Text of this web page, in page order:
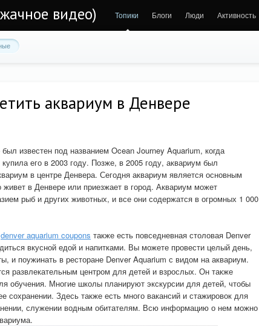
видео) Топики Блоги Люди Активность
аквариум в Денвере
известен под названием Ocean Journey Aquarium, когда
его в 2003 году. Позже, в 2005 году, аквариум был
в центре Денвера. Сегодня аквариум является основным
в Денвере или приезжает в город. Аквариум может
рыб и других животных, и все они содержатся в огромных 1 000
denver aquarium coupons также есть повседневная столовая Denver
вкусной едой и напитками. Вы можете провести целый день,
и поужинать в ресторане Denver Aquarium с видом на аквариум.
развлекательным центром для детей и взрослых. Он также
обучения. Многие школы планируют экскурсии для детей, чтобы
сохранении. Здесь также есть много вакансий и стажировок для
служении водным обитателям. Всю информацию о нем можно